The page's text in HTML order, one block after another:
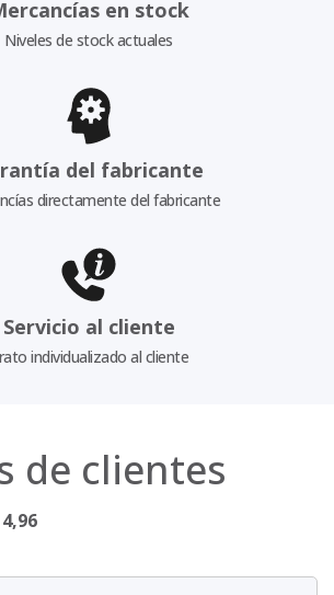
en stock
Niveles de stock actuales
del fabricante
directamente del fabricante
Servicio al cliente
individualizado al cliente
de clientes
4,96